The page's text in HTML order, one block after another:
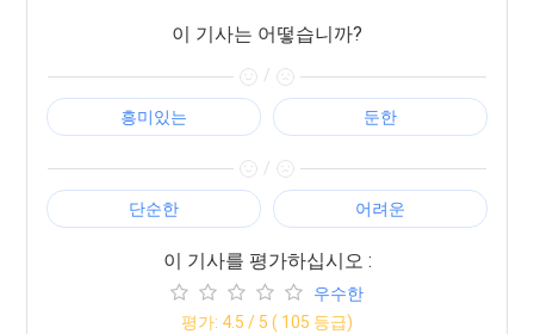
이 기사는 어떻습니까?
/
흥미있는 둔한
/
단순한 어려운
이 기사를 평가하십시오 :
우수한
평가: 4.5 / 5 ( 105 등급)